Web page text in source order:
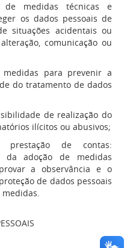
de medidas técnicas e
os dados pessoais de
situações acidentais ou
comunicação ou
para prevenir a
do tratamento de dados
de realização do
ilícitos ou abusivos;
de contas:
da adoção de medidas
a observância e o
de dados pessoais
medidas.